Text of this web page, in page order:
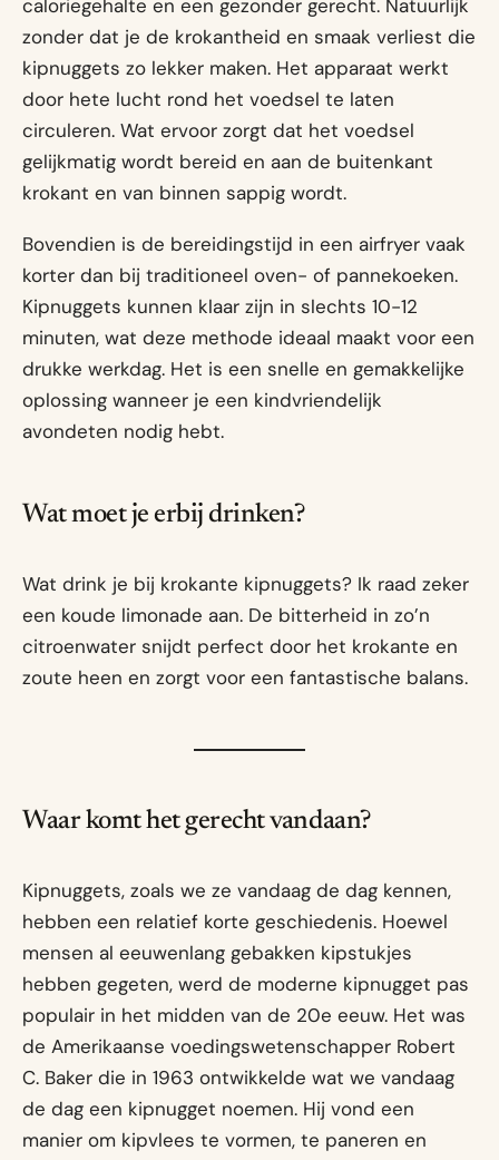
caloriegehalte en een gezonder gerecht. Natuurlijk
zonder dat je de krokantheid en smaak verliest die
kipnuggets zo lekker maken. Het apparaat werkt
door hete lucht rond het voedsel te laten
circuleren. Wat ervoor zorgt dat het voedsel
gelijkmatig wordt bereid en aan de buitenkant
krokant en van binnen sappig wordt.
Bovendien is de bereidingstijd in een airfryer vaak
korter dan bij traditioneel oven- of pannekoeken.
Kipnuggets kunnen klaar zijn in slechts 10-12
minuten, wat deze methode ideaal maakt voor een
drukke werkdag. Het is een snelle en gemakkelijke
oplossing wanneer je een kindvriendelijk
avondeten nodig hebt.
Wat moet je erbij drinken?
Wat drink je bij krokante kipnuggets? Ik raad zeker
een koude limonade aan. De bitterheid in zo’n
citroenwater snijdt perfect door het krokante en
zoute heen en zorgt voor een fantastische balans.
Waar komt het gerecht vandaan?
Kipnuggets, zoals we ze vandaag de dag kennen,
hebben een relatief korte geschiedenis. Hoewel
mensen al eeuwenlang gebakken kipstukjes
hebben gegeten, werd de moderne kipnugget pas
populair in het midden van de 20e eeuw. Het was
de Amerikaanse voedingswetenschapper Robert
C. Baker die in 1963 ontwikkelde wat we vandaag
de dag een kipnugget noemen. Hij vond een
manier om kipvlees te vormen, te paneren en